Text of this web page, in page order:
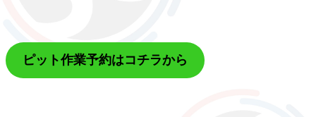
ピット作業予約はコチラから